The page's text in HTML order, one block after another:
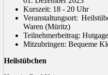
Kurszeit: 18 - 20 Uhr
Veranstaltungsort:
Waren (Müritz)
Teilnehmerbeitrag: Hutgage
Mitzubringen: Bequeme
Heilstübchen